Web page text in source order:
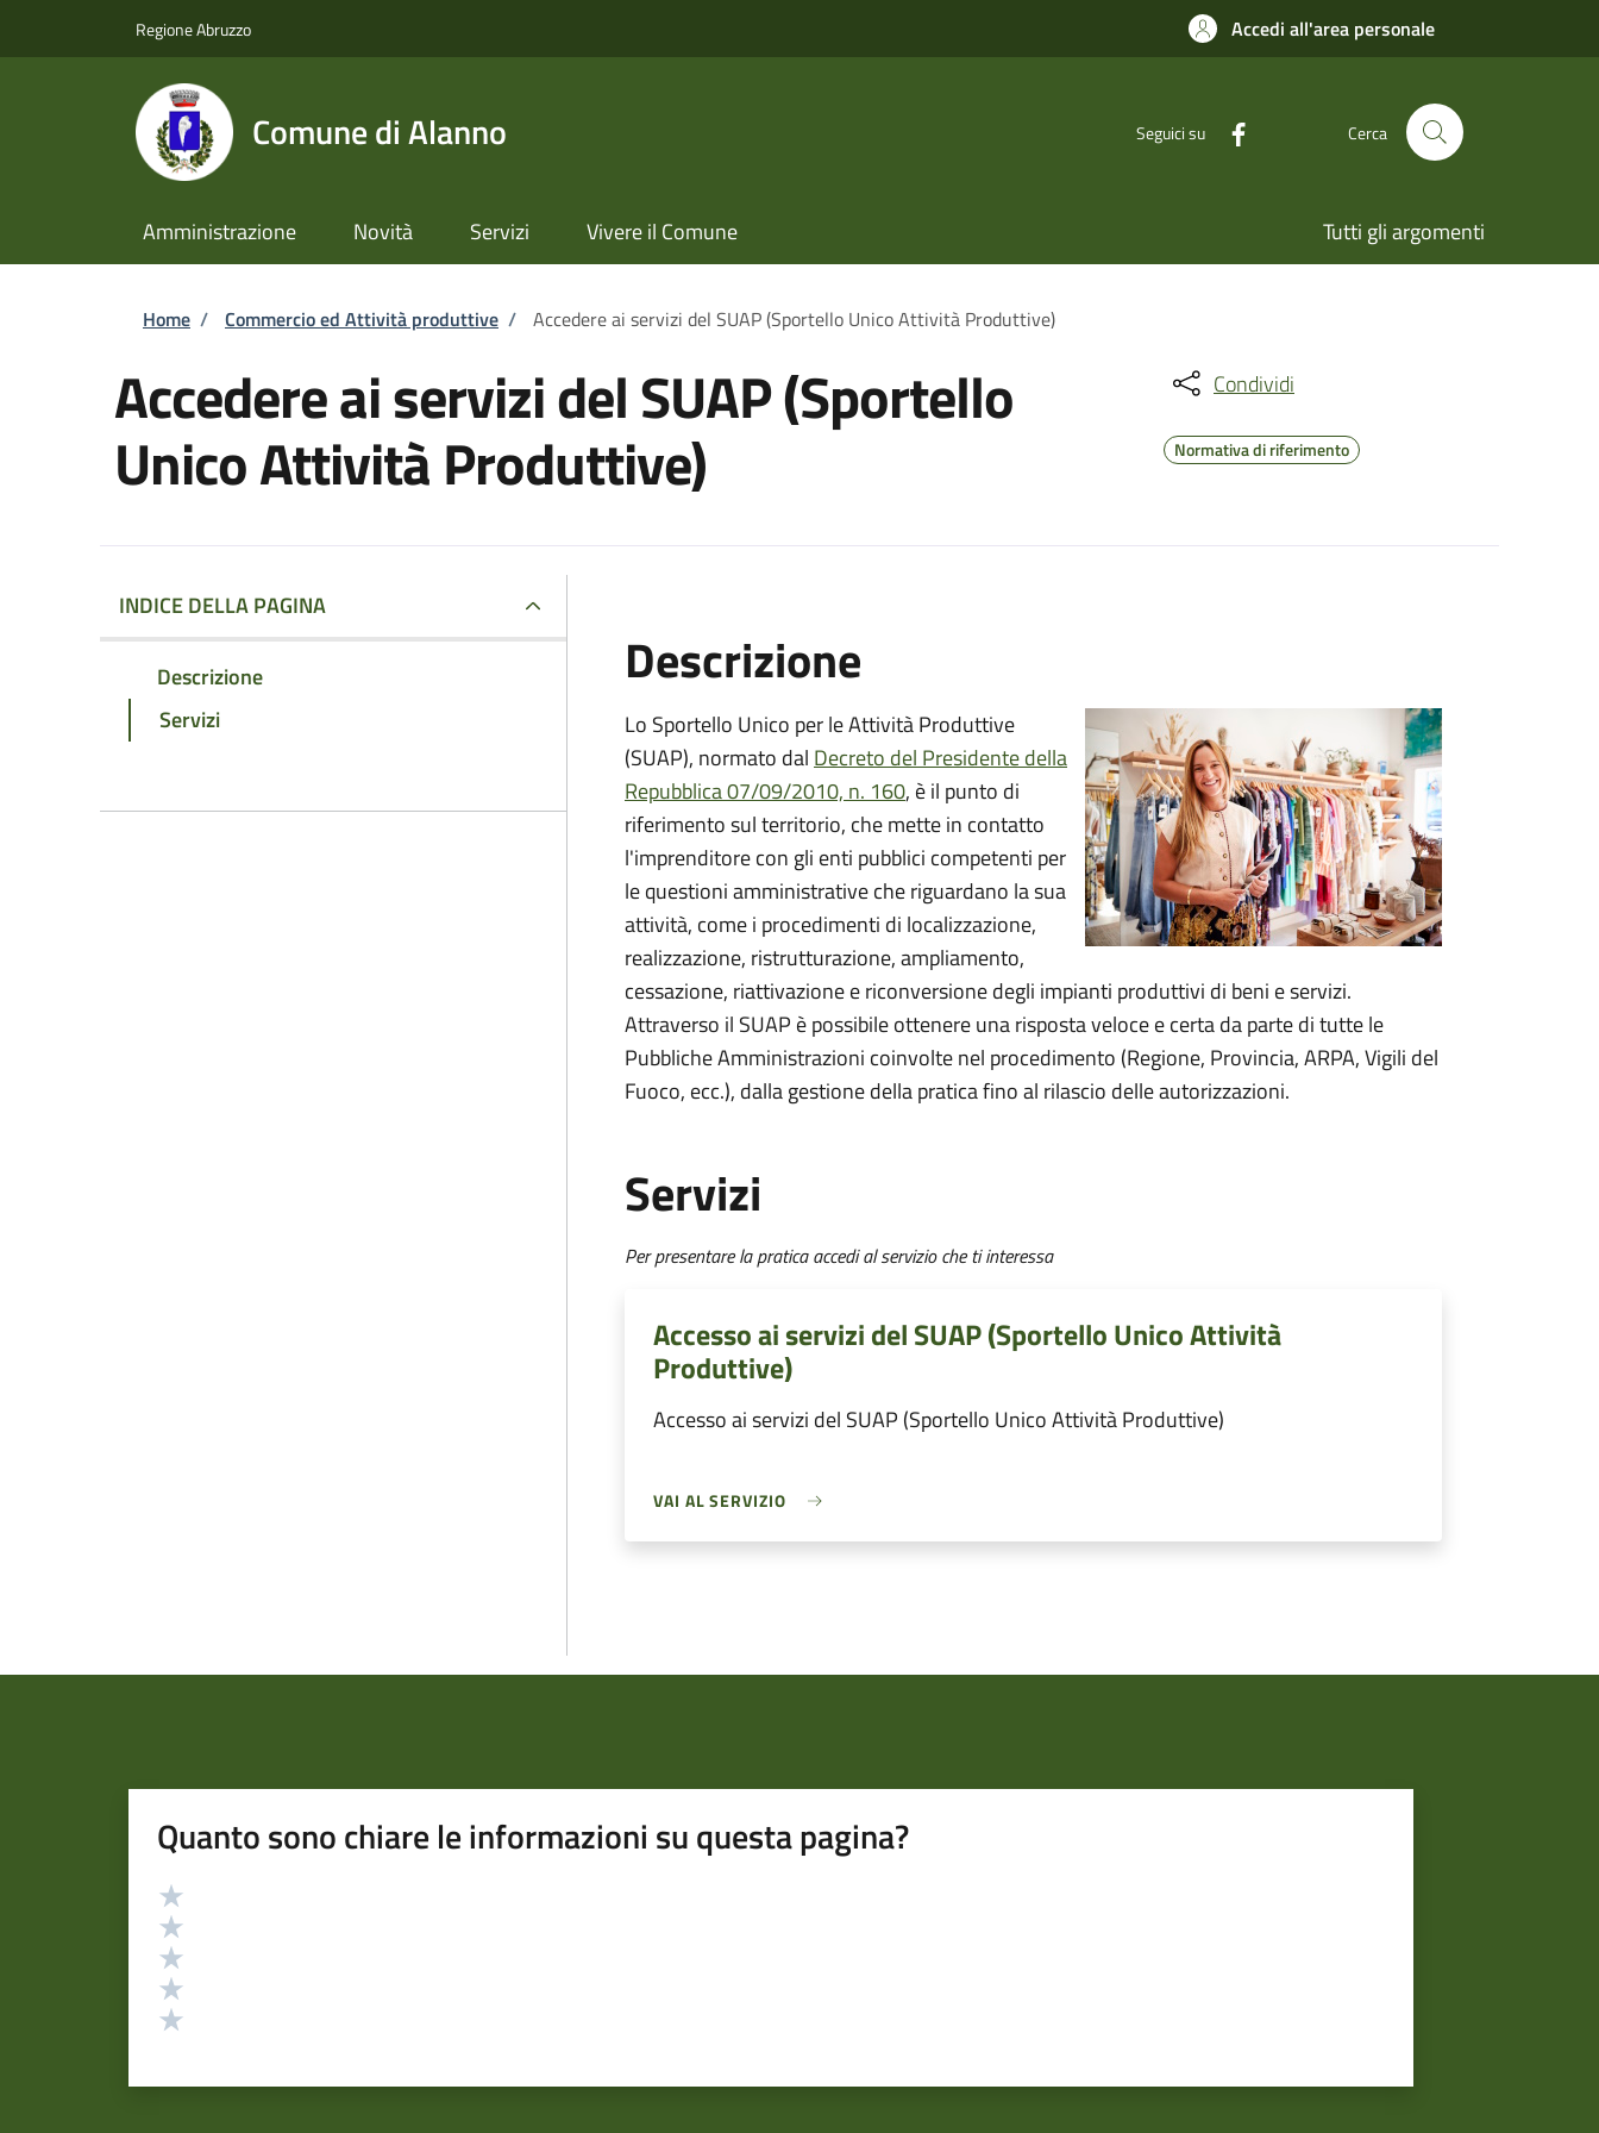
Regione Abruzzo Accedi all'area personale
Comune di Alanno Seguici su Cerca
Amministrazione Novità Servizi Vivere il Comune Tutti gli argomenti
Briciole di pane
Home / Commercio ed Attività produttive / Accedere ai servizi del SUAP (Sportello Unico Attività Produttive)
Accedere ai servizi del SUAP (Sportello
Unico Attività Produttive)
Condividi
Normativa di riferimento
INDICE DELLA PAGINA
Descrizione
Servizi
Descrizione
Lo Sportello Unico per le Attività Produttive
(SUAP), normato dal Decreto del Presidente della
Repubblica 07/09/2010, n. 160, è il punto di
riferimento sul territorio, che mette in contatto
l'imprenditore con gli enti pubblici competenti per
le questioni amministrative che riguardano la sua
attività, come i procedimenti di localizzazione,
realizzazione, ristrutturazione, ampliamento,
cessazione, riattivazione e riconversione degli impianti produttivi di beni e servizi.
Attraverso il SUAP è possibile ottenere una risposta veloce e certa da parte di tutte le
Pubbliche Amministrazioni coinvolte nel procedimento (Regione, Provincia, ARPA, Vigili del
Fuoco, ecc.), dalla gestione della pratica fino al rilascio delle autorizzazioni.
Servizi
Per presentare la pratica accedi al servizio che ti interessa
Accesso ai servizi del SUAP (Sportello Unico Attività
Produttive)
Accesso ai servizi del SUAP (Sportello Unico Attività Produttive)
VAI AL SERVIZIO
Quanto sono chiare le informazioni su questa pagina?
Valutazione